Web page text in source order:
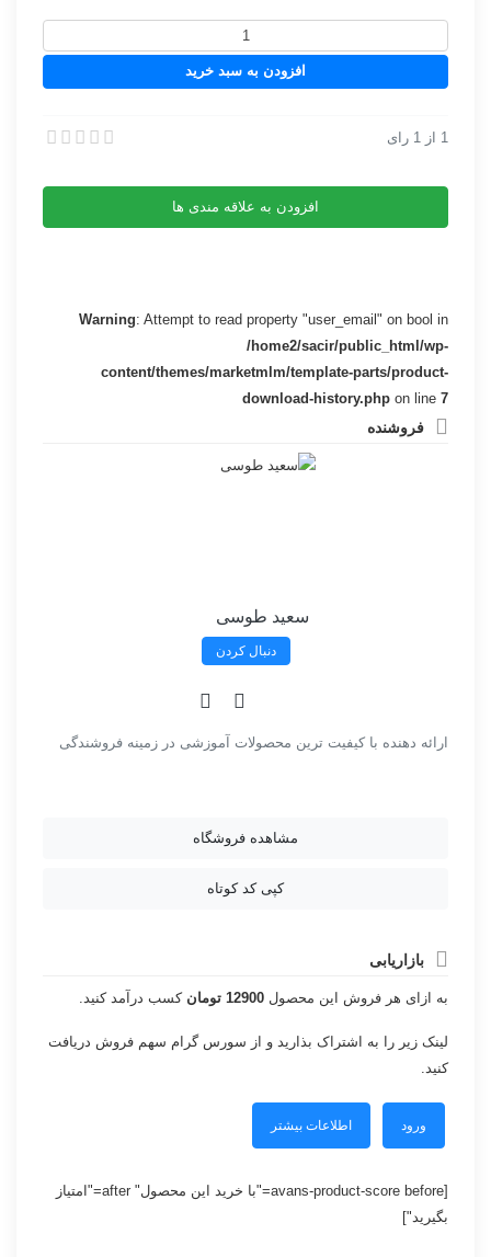
ربات
پیام
عدد
افزودن به سبد خرید
سورس ربات پیام ناشناس
1 از 1 رای
افزودن به علاقه مندی ها
Warning: Attempt to read property "user_email" on bool in
/home2/sacir/public_html/wp-
content/themes/marketmlm/template-parts/product-
download-history.php on line 7
فروشنده
سعید طوسی
دنبال کردن
ارائه دهنده با کیفیت ترین محصولات آموزشی در زمینه فروشندگی
مشاهده فروشگاه
کپی کد کوتاه
بازاریابی
به ازای هر فروش این محصول 12900 تومان کسب درآمد کنید.
لینک زیر را به اشتراک بذارید و از سورس گرام سهم فروش دریافت
کنید.
ورود اطلاعات بیشتر
[avans-product-score before="با خرید این محصول" after="امتیاز
بگیرید"]